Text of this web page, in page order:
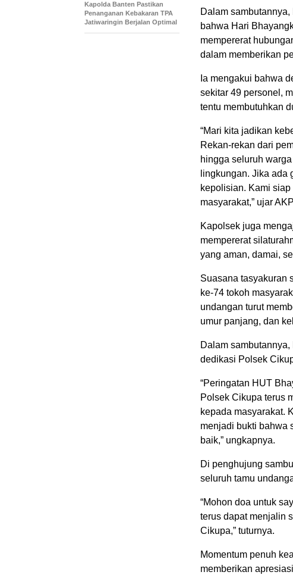
Dalam
bahwa Hari
mempererat
dalam memberikan
Ia mengakui bahwa
sekitar 49 personel,
tentu membutuhkan
“Mari kita jadikan
Rekan-rekan dari
hingga seluruh
lingkungan. Jika ada
kepolisian. Kami
masyarakat,” ujar
Kapolsek juga
mempererat
yang aman, damai,
Suasana tasyakuran
ke-74 tokoh
undangan turut
umur panjang, dan
Dalam
dedikasi Polsek
“Peringatan HUT
Polsek Cikupa terus
kepada masyarakat.
menjadi bukti bahwa
baik,” ungkapnya.
Di penghujung
seluruh tamu
“Mohon doa untuk
terus dapat menjalin
Cikupa,” tuturnya.
Momentum penuh
memberikan
Kapolda Banten Pastikan
Penanganan Kebakaran TPA
Jatiwaringin Berjalan Optimal